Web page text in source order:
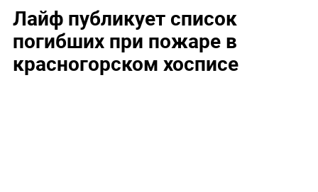
Лайф публикует список
погибших при пожаре в
красногорском хосписе